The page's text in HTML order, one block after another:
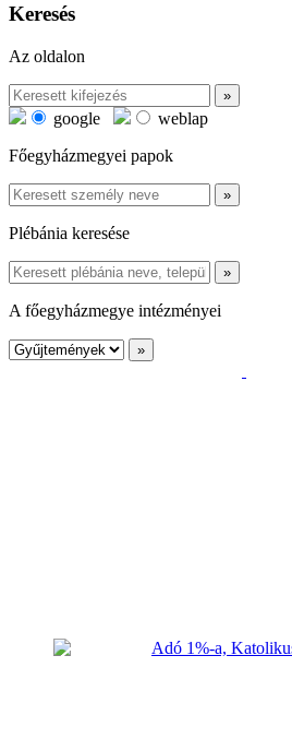
Keresés
Az oldalon
google
weblap
Főegyházmegyei papok
Plébánia keresése
A főegyházmegye intézményei